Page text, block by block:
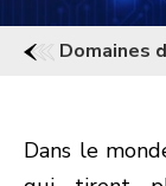
Domaines
Dans le